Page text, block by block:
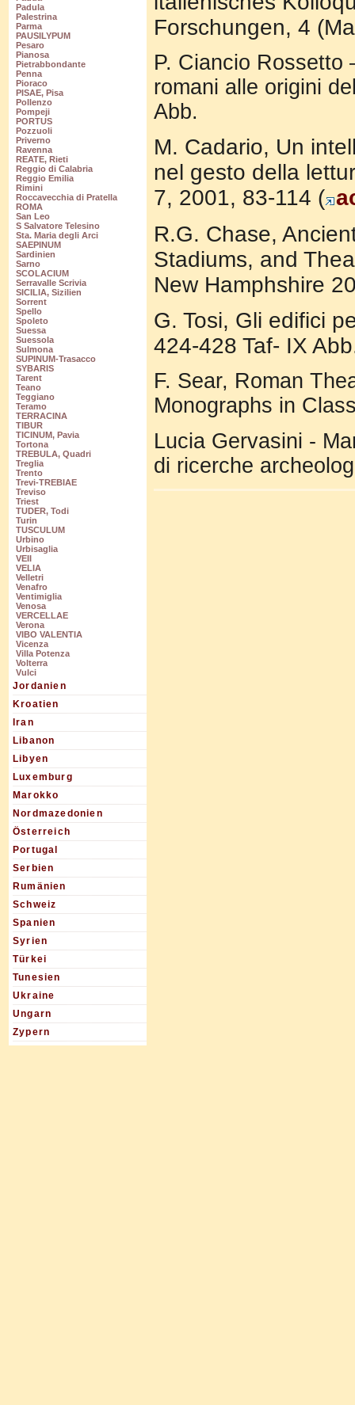
Padula
Palestrina
Parma
PAUSILYPUM
Pesaro
Pianosa
Pietrabbondante
Penna
Pioraco
PISAE, Pisa
Pollenzo
Pompeji
PORTUS
Pozzuoli
Priverno
Ravenna
REATE, Rieti
Reggio di Calabria
Reggio Emilia
Rimini
Roccavecchia di Pratella
ROMA
San Leo
S Salvatore Telesino
Sta. Maria degli Arci
SAEPINUM
Sardinien
Sarno
SCOLACIUM
Serravalle Scrivia
SICILIA, Sizilien
Sorrent
Spello
Spoleto
Suessa
Suessola
Sulmona
SUPINUM-Trasacco
SYBARIS
Tarent
Teano
Teggiano
Teramo
TERRACINA
TIBUR
TICINUM, Pavia
Tortona
TREBULA, Quadri
Treglia
Trento
Trevi-TREBIAE
Treviso
Triest
TUDER, Todi
Turin
TUSCULUM
Urbino
Urbisaglia
VEII
VELIA
Velletri
Venafro
Ventimiglia
Venosa
VERCELLAE
Verona
VIBO VALENTIA
Vicenza
Villa Potenza
Volterra
Vulci
Jordanien
Kroatien
Iran
Libanon
Libyen
Luxemburg
Marokko
Nordmazedonien
Österreich
Portugal
Serbien
Rumänien
Schweiz
Spanien
Syrien
Türkei
Tunesien
Ukraine
Ungarn
Zypern
Forschungen, 4
P. Ciancio Rossetto
romani alle origini
Abb.
M. Cadario, Un
nel gesto della
7, 2001, 83-114 (
R.G. Chase,
Stadiums, and
New Hamphshire
G. Tosi, Gli edifici
424-428 Taf- IX
F. Sear, Roman
Monographs in
Lucia Gervasini -
di ricerche